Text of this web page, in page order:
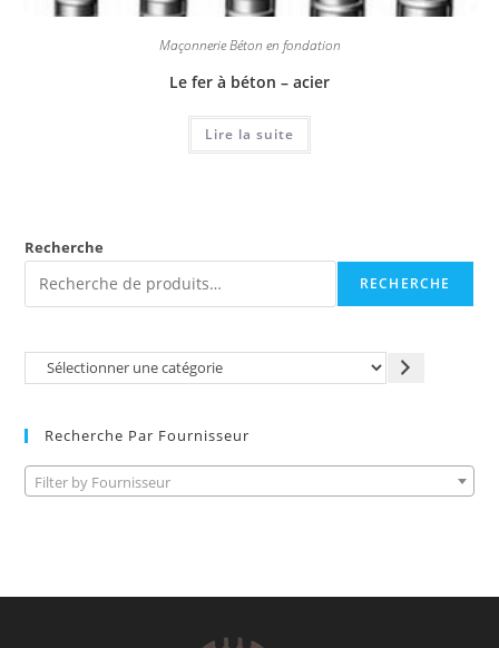
Maçonnerie Béton en fondation
Le fer à béton – acier
Lire la suite
Recherche
RECHERCHE
Recherche Par Fournisseur
Filter by Fournisseur